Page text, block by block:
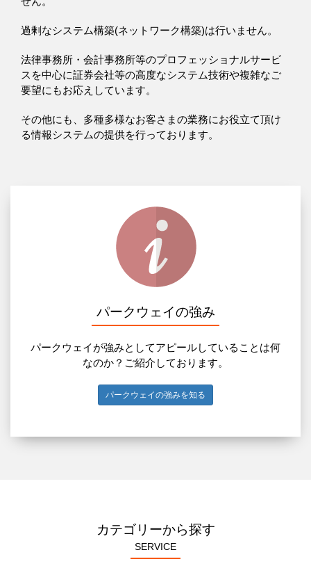
過剰なシステム構築(ネットワーク構築)は行いません。
法律事務所・会計事務所等のプロフェッショナルサービ
スを中心に証券会社等の高度なシステム技術や複雑なご
要望にもお応えしています。
その他にも、多種多様なお客さまの業務にお役立て頂け
る情報システムの提供を行っております。
パークウェイの強み
パークウェイが強みとしてアピールしていることは何
なのか？ご紹介しております。
パークウェイの強みを知る
カテゴリーから探す
SERVICE